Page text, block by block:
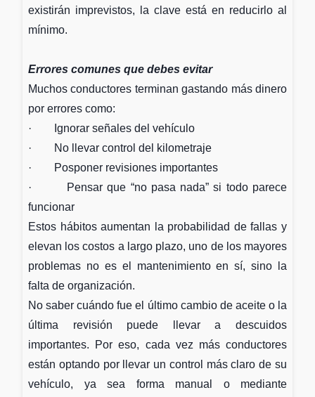
existirán imprevistos, la clave está en reducirlo al
mínimo.
Errores comunes que debes evitar
Muchos conductores terminan gastando más dinero
por errores como:
· Ignorar señales del vehículo
· No llevar control del kilometraje
· Posponer revisiones importantes
· Pensar que “no pasa nada” si todo parece
funcionar
Estos hábitos aumentan la probabilidad de fallas y
elevan los costos a largo plazo, uno de los mayores
problemas no es el mantenimiento en sí, sino la
falta de organización.
No saber cuándo fue el último cambio de aceite o la
última revisión puede llevar a descuidos
importantes. Por eso, cada vez más conductores
están optando por llevar un control más claro de su
vehículo, ya sea forma manual o mediante